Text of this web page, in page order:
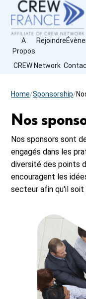
A
Propos
Rejoindre
CREW Network
Home Sponsorship
Nos
Nos sponsors sont
engagés dans les
diversité des points
encouragent les
secteur afin qu'il soit